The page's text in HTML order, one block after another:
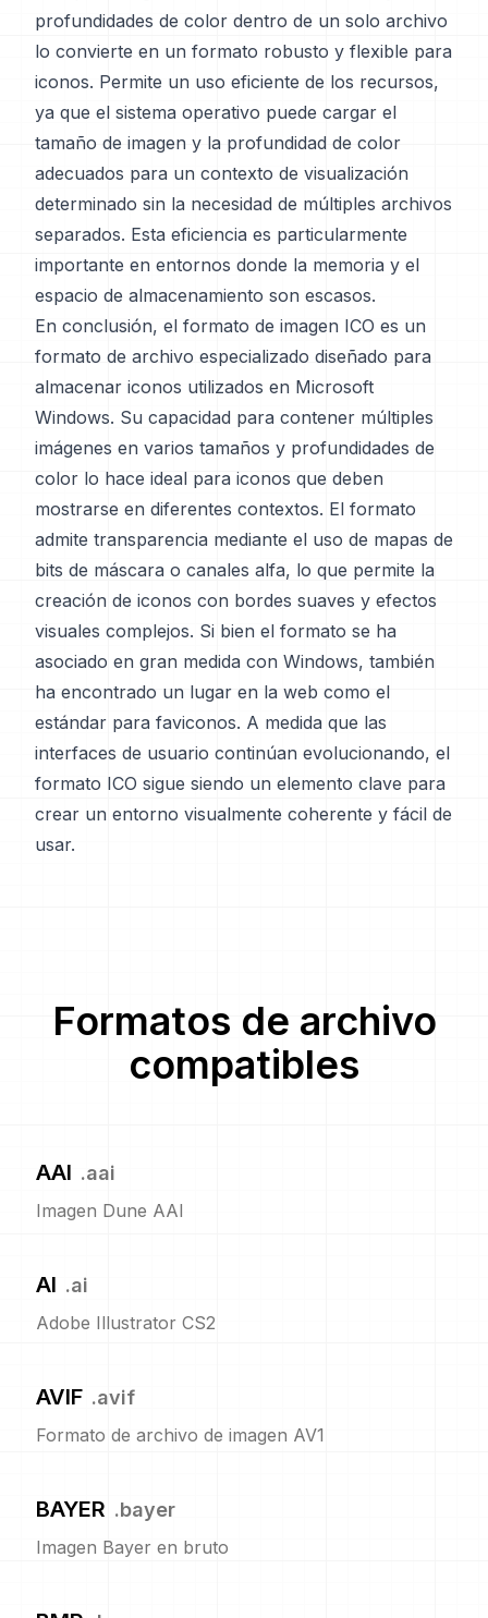
profundidades de color dentro de un solo archivo
lo convierte en un formato robusto y flexible para
iconos. Permite un uso eficiente de los recursos,
ya que el sistema operativo puede cargar el
tamaño de imagen y la profundidad de color
adecuados para un contexto de visualización
determinado sin la necesidad de múltiples archivos
separados. Esta eficiencia es particularmente
importante en entornos donde la memoria y el
espacio de almacenamiento son escasos.
En conclusión, el formato de imagen ICO es un
formato de archivo especializado diseñado para
almacenar iconos utilizados en Microsoft
Windows. Su capacidad para contener múltiples
imágenes en varios tamaños y profundidades de
color lo hace ideal para iconos que deben
mostrarse en diferentes contextos. El formato
admite transparencia mediante el uso de mapas de
bits de máscara o canales alfa, lo que permite la
creación de iconos con bordes suaves y efectos
visuales complejos. Si bien el formato se ha
asociado en gran medida con Windows, también
ha encontrado un lugar en la web como el
estándar para faviconos. A medida que las
interfaces de usuario continúan evolucionando, el
formato ICO sigue siendo un elemento clave para
crear un entorno visualmente coherente y fácil de
usar.
Formatos de archivo
compatibles
AAI .aai
Imagen Dune AAI
AI .ai
Adobe Illustrator CS2
AVIF .avif
Formato de archivo de imagen AV1
BAYER .bayer
Imagen Bayer en bruto